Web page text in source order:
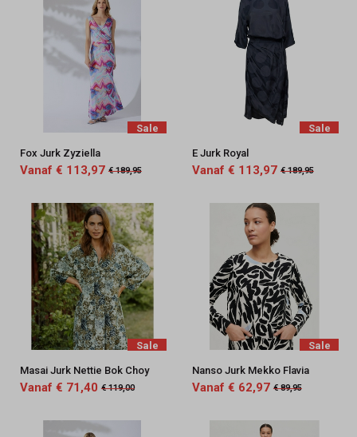
Sale
Fox Jurk Zyziella
Vanaf € 113,97 € 189,95
Sale
E Jurk Royal
Vanaf € 113,97 € 189,95
Sale
Masai Jurk Nettie Bok Choy
Vanaf € 71,40 € 119,00
Sale
Nanso Jurk Mekko Flavia
Vanaf € 62,97 € 89,95